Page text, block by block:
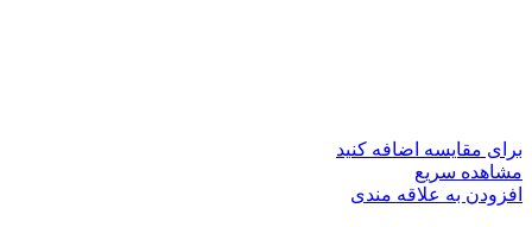
برای مقایسه اضافه کنید
مشاهده سریع
افزودن به علاقه مندی